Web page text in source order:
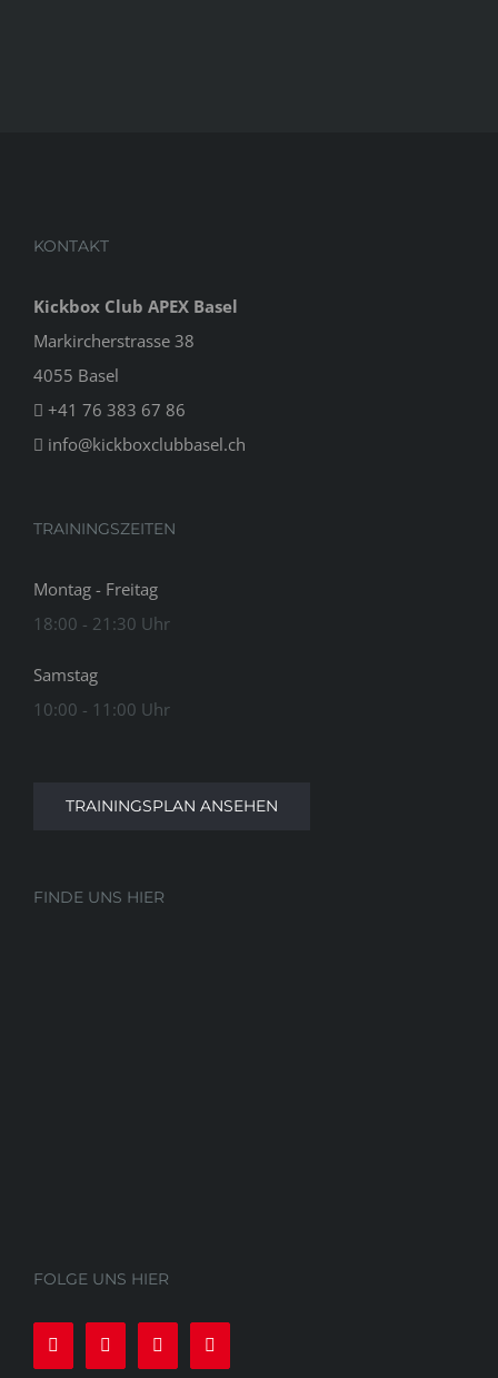
KONTAKT
Kickbox Club APEX Basel
Markircherstrasse 38
4055 Basel
+41 76 383 67 86
info@kickboxclubbasel.ch
TRAININGSZEITEN
Montag - Freitag
18:00 - 21:30 Uhr
Samstag
10:00 - 11:00 Uhr
TRAININGSPLAN ANSEHEN
FINDE UNS HIER
FOLGE UNS HIER